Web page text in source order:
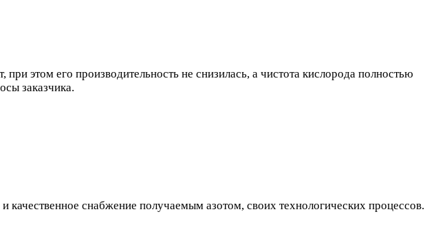
этом его производительность не снизилась, а чистота кислорода полностью
заказчика.
снабжение получаемым азотом, своих технологических процессов.